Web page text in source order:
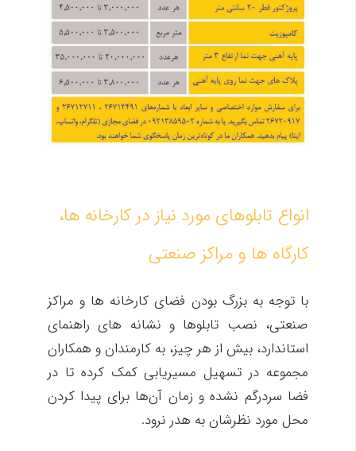
انواع تابلوهای مورد نیاز در کارخانه‌ ها،
کارگاه‌ ها و مراکز صنعتی
با توجه به بزرگ بودن فضای کارخانه ها و مراکز
صنعتی، نصب تابلوها و نشانه های راهنمای
استاندارد، بیش از هر چیز، به کارمندان و همکاران
مجموعه در تسهیل مسیریابی کمک کرده تا در
فضا سردرگم نشده و زمان آن‌ها برای پیدا کردن
محل مورد نظرشان به هدر نرود.